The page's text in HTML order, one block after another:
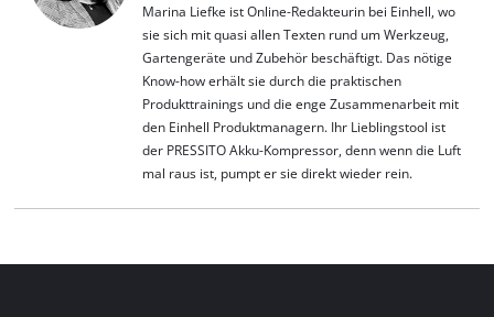
Marina Liefke ist Online-Redakteurin bei Einhell, wo
sie sich mit quasi allen Texten rund um Werkzeug,
Gartengeräte und Zubehör beschäftigt. Das nötige
Know-how erhält sie durch die praktischen
Produkttrainings und die enge Zusammenarbeit mit
den Einhell Produktmanagern. Ihr Lieblingstool ist
der PRESSITO Akku-Kompressor, denn wenn die Luft
mal raus ist, pumpt er sie direkt wieder rein.